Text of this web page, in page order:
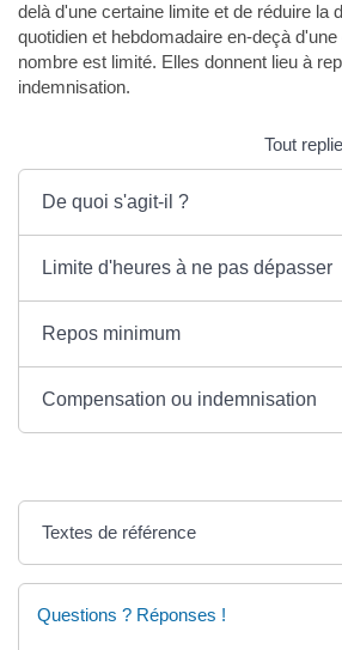
delà d'une certaine limite et de réduire la
quotidien et hebdomadaire en-deçà
nombre est limité. Elles donnent lieu à
indemnisation.
Tout
De quoi s'agit-il ?
Limite d'heures à ne pas dépasser
Repos minimum
Compensation ou indemnisation
Textes de référence
Questions ? Réponses !